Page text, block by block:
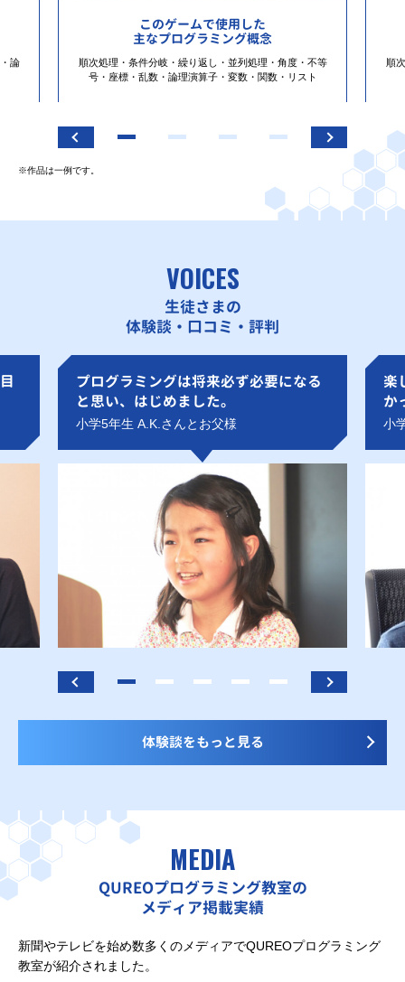
論
このゲームで使用した
主なプログラミング概念
順次処理・条件分岐・繰り返し・並列処理・角度・不等
号・座標・乱数・論理演算子・変数・関数・リスト
順
※作品は一例です。
VOICES
生徒さまの
体験談・口コミ・評判
プログラミングは将来必ず必要になる
と思い、はじめました。
小学5年生 A.K.さんとお父様
楽
か
小
体験談をもっと見る
MEDIA
QUREOプログラミング教室の
メディア掲載実績
新聞やテレビを始め数多くのメディアでQUREOプログラミング
教室が紹介されました。